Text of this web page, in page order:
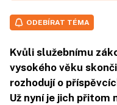
ODEBÍRAT TÉMA
Kvůli služebnímu
vysokého věku
rozhodují o
Už nyní je jich přitom